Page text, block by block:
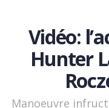
Vidéo:
Hunter
Manoeuvre